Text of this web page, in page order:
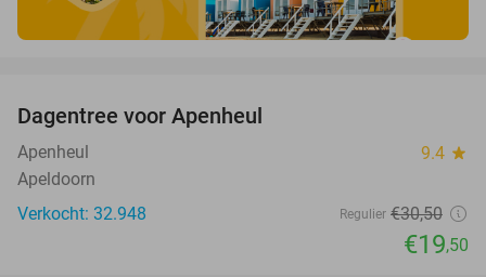
Dagentree voor Apenheul
Apenheul 9.4 star
Apeldoorn
Verkocht: 32.948
Regulier €30,50
€19,50